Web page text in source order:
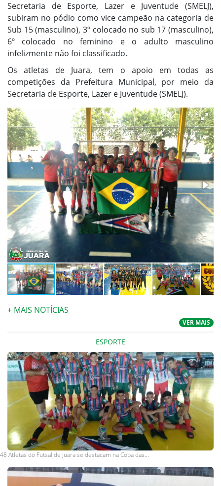
Secretaria de Esporte, Lazer e Juventude (SMELJ),
subiram no pódio como vice campeão na categoria de
Sub 15 (masculino), 3º colocado no sub 17 (masculino),
6º colocado no feminino e o adulto masculino
infelizmente não foi classificado.
Os atletas de Juara, tem o apoio em todas as
competições da Prefeitura Municipal, por meio da
Secretaria de Esporte, Lazer e Juventude (SMELJ).
+ MAIS NOTÍCIAS
VER MAIS
ESPORTE
48 Atletas do Futsal de Juara se destacam na Copa das...